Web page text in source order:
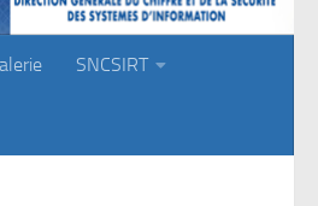
SNCSIRT